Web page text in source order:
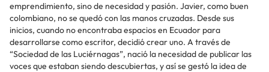
emprendimiento, sino de necesidad y pasión. Javier, como buen
colombiano, no se quedó con las manos cruzadas. Desde sus
inicios, cuando no encontraba espacios en Ecuador para
desarrollarse como escritor, decidió crear uno. A través de
“Sociedad de las Luciérnagas”, nació la necesidad de publicar las
voces que estaban siendo descubiertas, y así se gestó la idea de